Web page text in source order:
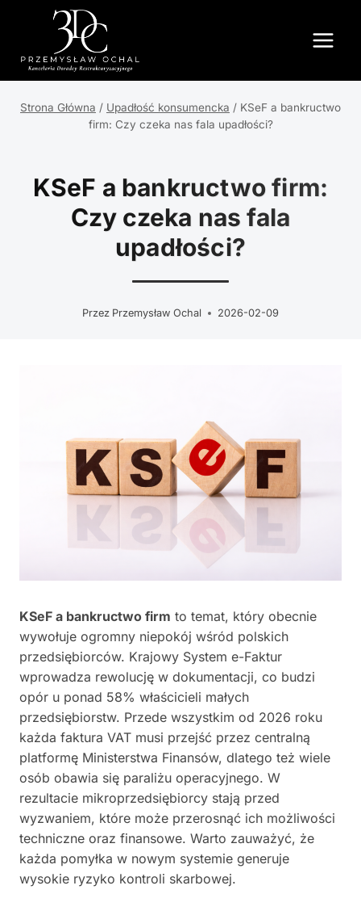
Strona Główna / Upadłość konsumencka / KSeF a bankructwo
firm: Czy czeka nas fala upadłości?
KSeF a bankructwo firm:
Czy czeka nas fala
upadłości?
Przez Przemysław Ochal 2026-02-09
KSeF a bankructwo firm to temat, który obecnie
wywołuje ogromny niepokój wśród polskich
przedsiębiorców. Krajowy System e-Faktur
wprowadza rewolucję w dokumentacji, co budzi
opór u ponad 58% właścicieli małych
przedsiębiorstw. Przede wszystkim od 2026 roku
każda faktura VAT musi przejść przez centralną
platformę Ministerstwa Finansów, dlatego też wiele
osób obawia się paraliżu operacyjnego. W
rezultacie mikroprzedsiębiorcy stają przed
wyzwaniem, które może przerosnąć ich możliwości
techniczne oraz finansowe. Warto zauważyć, że
każda pomyłka w nowym systemie generuje
wysokie ryzyko kontroli skarbowej.